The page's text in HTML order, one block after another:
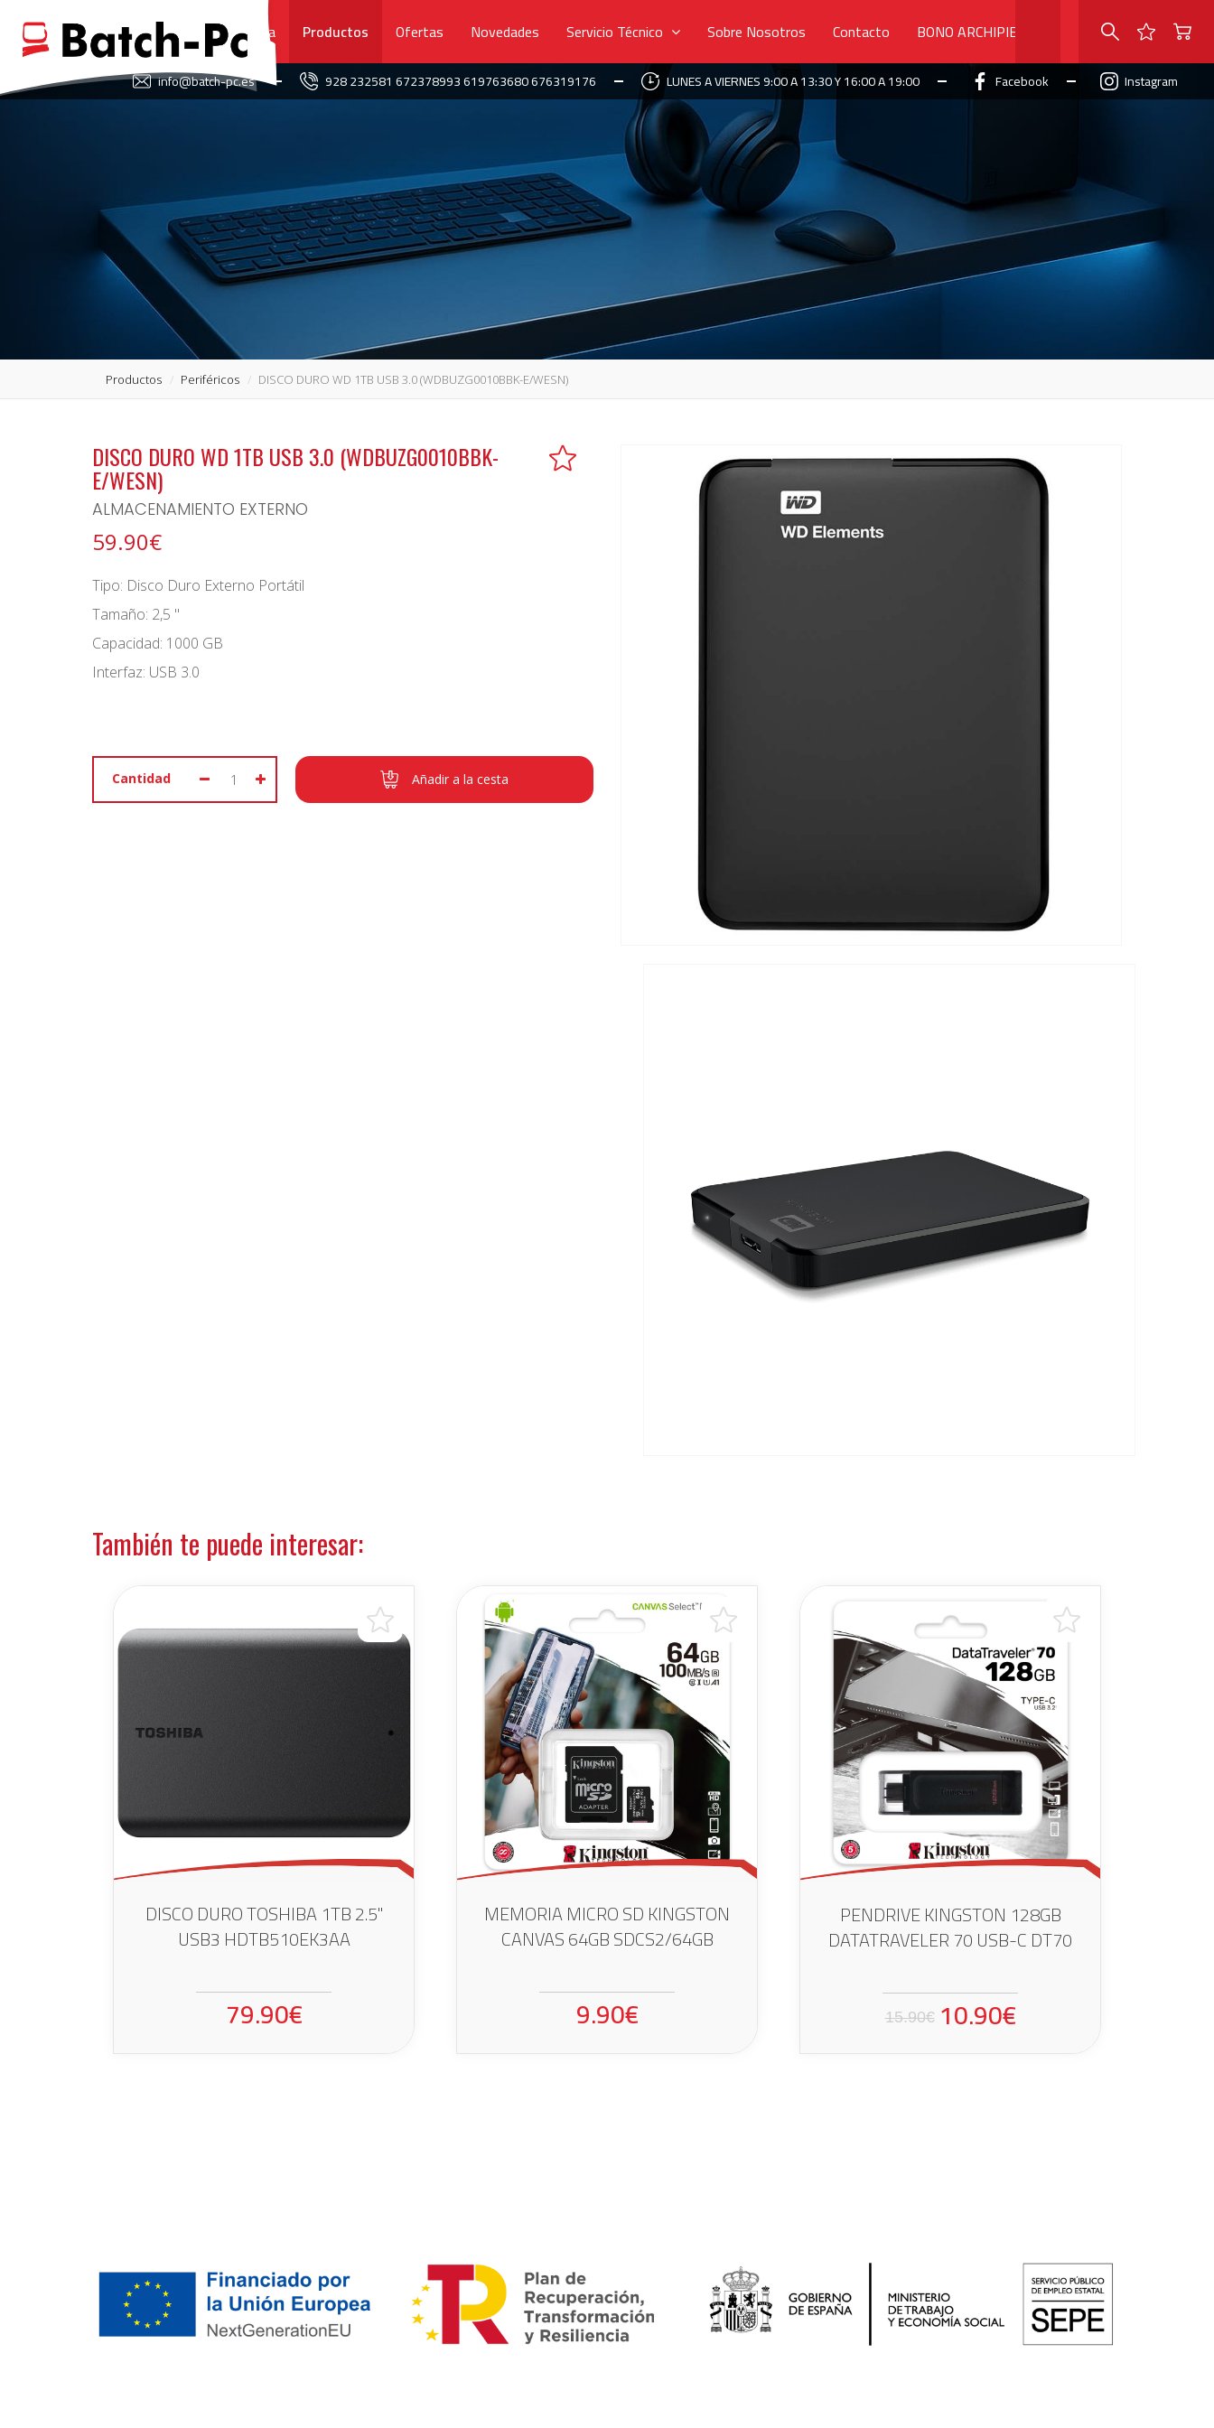
Portada Productos Ofertas Novedades Servicio Técnico Sobre Nosotros Contacto BONO ARCHIPIELAGO
info@batch-pc.es 928 232581 672378993 619763680 676319176 LUNES A VIERNES 9:00 A 13:30 Y 16:00 A 19:00 Facebook Instagram
Productos Periféricos DISCO DURO WD 1TB USB 3.0 (WDBUZG0010BBK-E/WESN)
DISCO DURO WD 1TB USB 3.0 (WDBUZG0010BBK-
E/WESN)
ALMACENAMIENTO EXTERNO
59.90€
Tipo: Disco Duro Externo Portátil
Tamaño: 2,5 "
Capacidad: 1000 GB
Interfaz: USB 3.0
Cantidad Añadir a la cesta
También te puede interesar:
DISCO DURO TOSHIBA 1TB 2.5"
USB3 HDTB510EK3AA
79.90€
MEMORIA MICRO SD KINGSTON
CANVAS 64GB SDCS2/64GB
9.90€
PENDRIVE KINGSTON 128GB
DATATRAVELER 70 USB-C DT70
15.90€ 10.90€
FAVORITOS